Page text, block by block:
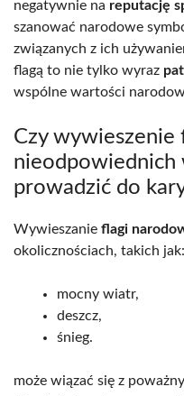
negatywnie na reputację
szanować narodowe
związanych z ich
flagą to nie tylko wyraz
wspólne wartości
Czy wywieszenie
nieodpowiednich
prowadzić do
Wywieszanie flagi
okolicznościach, takich jak:
mocny wiatr,
deszcz,
śnieg.
może wiązać się z